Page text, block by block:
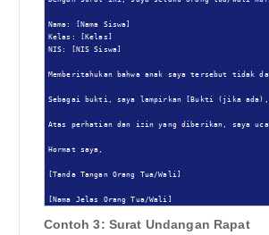
Nama: [Nama Siswa]
Kelas: [Kelas]
NIS: [NIS Siswa]
Memberitahukan bahwa anak saya tersebut
Sebagai bukti, saya lampirkan [Bukti (jika
Atas perhatian dan izin yang diberikan, saya
Hormat saya,
[Tanda Tangan Orang Tua/Wali]
[Nama Jelas Orang Tua/Wali]
Contoh 3: Surat Undangan Rapat